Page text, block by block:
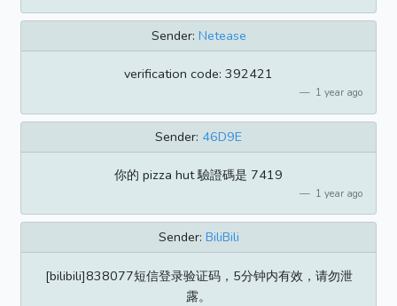
Sender: Netease
verification code: 392421
1 year ago
Sender: 46D9E
你的 pizza hut 驗證碼是 7419
1 year ago
Sender: BiliBili
[bilibili]838077短信登录验证码，5分钟内有效，请勿泄
露。